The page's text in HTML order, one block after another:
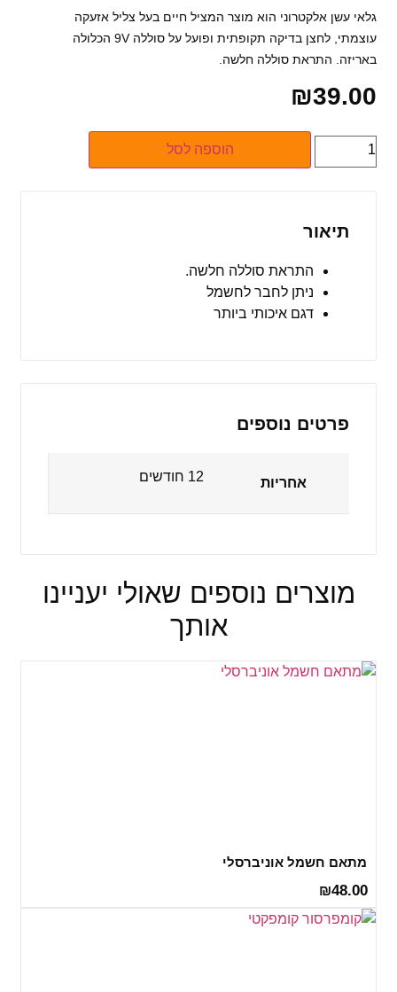
גלאי עשן אלקטרוני הוא מוצר המציל חיים בעל צליל אזעקה
עוצמתי, לחצן בדיקה תקופתית ופועל על סוללה 9V הכלולה
באריזה. התראת סוללה חלשה.
₪39.00
כמות
של
גלאי
הוספה לסל
תיאור
התראת סוללה חלשה.
ניתן לחבר לחשמל
דגם איכותי ביותר
פרטים נוספים
אחריות 12 חודשים
מוצרים נוספים שאולי יעניינו
אותך
מתאם חשמל אוניברסלי
₪48.00